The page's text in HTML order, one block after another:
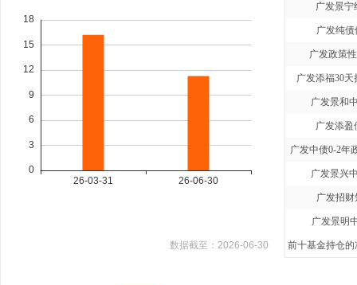
数据截至： 2026-06-30
广发景宁
广发纯债
广发政策
广发添福30
广发景和
广发添盈
广发中债0-2年
广发景兴
广发招财
广发景明
前十基金持仓的